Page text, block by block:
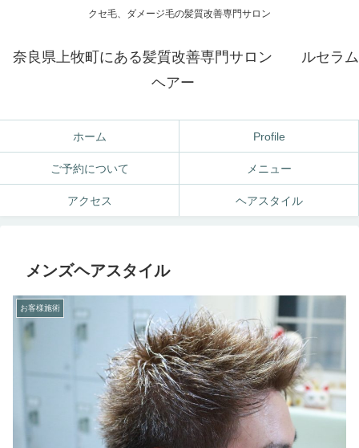
クセ毛、ダメージ毛の髪質改善専門サロン
奈良県上牧町にある髪質改善専門サロン ルセラム
ヘアー
ホーム Profile
ご予約について メニュー
アクセス ヘアスタイル
メンズヘアスタイル
お客様施術